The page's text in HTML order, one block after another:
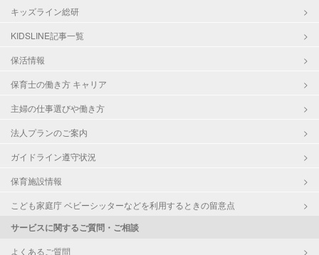
キッズライン総研
KIDSLINE記事一覧
保活情報
保育士の働き方 キャリア
主婦の仕事選びや働き方
法人プランのご案内
ガイドライン遵守状況
保育施設情報
こども家庭庁 ベビーシッターなどを利用するときの留意点
サービスに関するご質問・ご相談
よくあるご質問